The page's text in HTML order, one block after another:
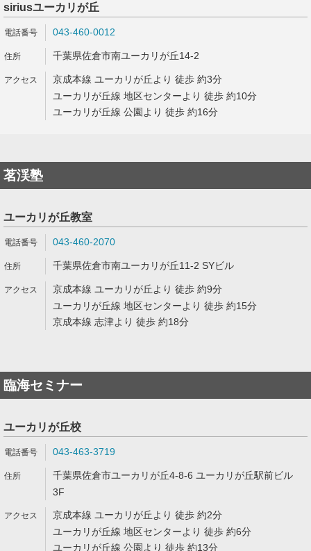
siriusユーカリが丘
043-460-0012
千葉県佐倉市南ユーカリが丘14-2
京成本線 ユーカリが丘より 徒歩 約3分
ユーカリが丘線 地区センターより 徒歩 約10分
ユーカリが丘線 公園より 徒歩 約16分
茗渓塾
ユーカリが丘教室
043-460-2070
千葉県佐倉市南ユーカリが丘11-2 SYビル
京成本線 ユーカリが丘より 徒歩 約9分
ユーカリが丘線 地区センターより 徒歩 約15分
京成本線 志津より 徒歩 約18分
臨海セミナー
ユーカリが丘校
043-463-3719
千葉県佐倉市ユーカリが丘4-8-6 ユーカリが丘駅前ビル
3F
京成本線 ユーカリが丘より 徒歩 約2分
ユーカリが丘線 地区センターより 徒歩 約6分
ユーカリが丘線 公園より 徒歩 約13分